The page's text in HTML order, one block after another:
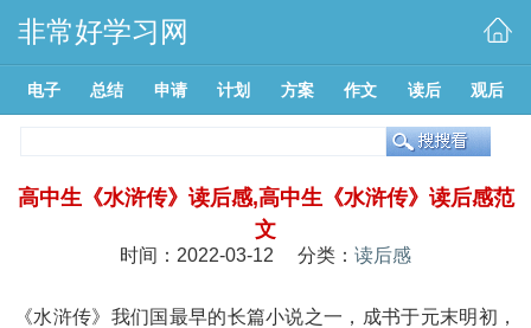
非常好学习网
电子 总结 申请 计划 方案 作文 读后 观后
高中生《水浒传》读后感,高中生《水浒传》读后感范
文
时间：2022-03-12 分类： 读后感
《水浒传》我们国最早的长篇小说之一，成书于元末明初，